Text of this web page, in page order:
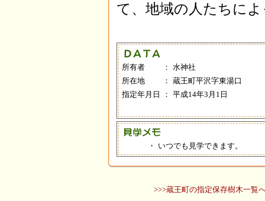
て、地域の人たちに
所有者 ： 水神社
所在地
： 蔵王町平沢字東湯口
指定年月日
： 平成14年3月1日
・ いつでも見学できます。
>>>蔵王町の指定保存樹木一覧